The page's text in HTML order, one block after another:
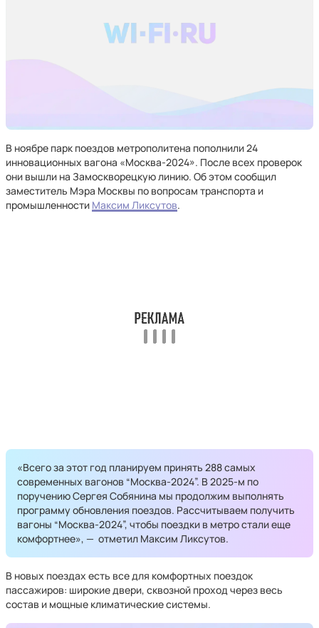
В ноябре парк поездов метрополитена пополнили 24
инновационных вагона «Москва-2024». После всех проверок
они вышли на Замоскворецкую линию. Об этом сообщил
заместитель Мэра Москвы по вопросам транспорта и
промышленности Максим Ликсутов.
«Всего за этот год планируем принять 288 самых
современных вагонов “Москва-2024”. В 2025-м по
поручению Сергея Собянина мы продолжим выполнять
программу обновления поездов. Рассчитываем получить
вагоны “Москва-2024”, чтобы поездки в метро стали еще
комфортнее», — отметил Максим Ликсутов.
В новых поездах есть все для комфортных поездок
пассажиров: широкие двери, сквозной проход через весь
состав и мощные климатические системы.